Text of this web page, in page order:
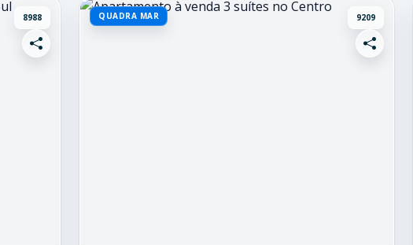
8988 QUADRA MAR 9209